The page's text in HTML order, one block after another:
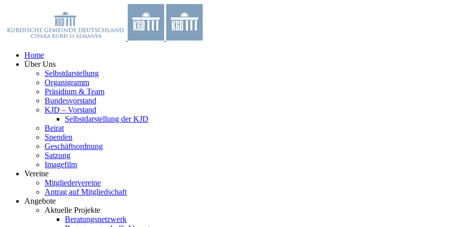
springen
Home
Über Uns
Selbstdarstellung
Organigramm
Präsidium & Team
Bundesvorstand
KJD – Vorstand
Selbstdarstellung der KJD
Beirat
Spenden
Geschäftsordnung
Satzung
Imagefilm
Vereine
Mitgliedervereine
Antrag auf Mitgliedschaft
Angebote
Aktuelle Projekte
Beratungsnetzwerk